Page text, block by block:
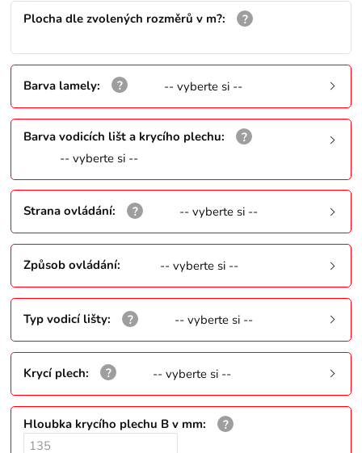
Plocha dle zvolených rozměrů v m?:
Barva lamely: -- vyberte si --
Barva vodicích lišt a krycího plechu:
-- vyberte si --
Strana ovládání: -- vyberte si --
Způsob ovládání: -- vyberte si --
Typ vodicí lišty: -- vyberte si --
Krycí plech: -- vyberte si --
Hloubka krycího plechu B v mm: